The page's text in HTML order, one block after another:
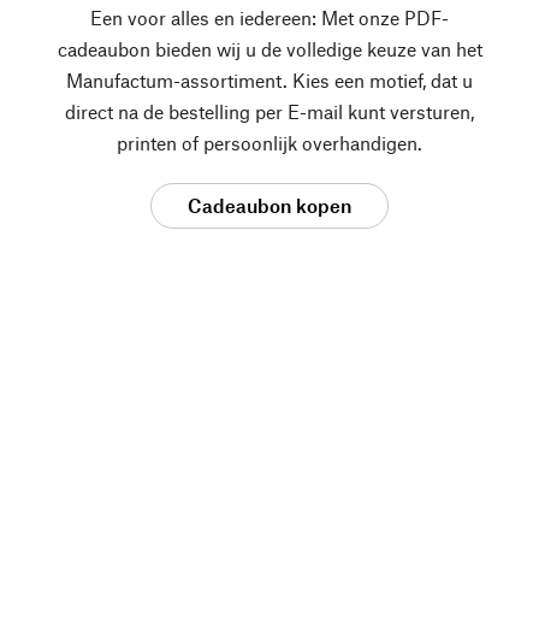
Een voor alles en iedereen: Met onze PDF-
cadeaubon bieden wij u de volledige keuze van het
Manufactum-assortiment. Kies een motief, dat u
direct na de bestelling per E-mail kunt versturen,
printen of persoonlijk overhandigen.
Cadeaubon kopen